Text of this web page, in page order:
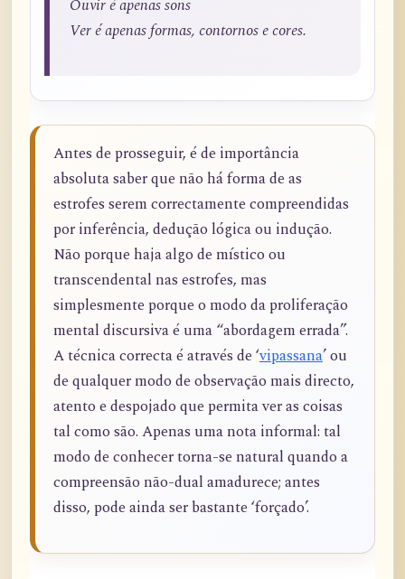
Ouvir é apenas sons
Ver é apenas formas, contornos e cores.
Antes de prosseguir, é de importância
absoluta saber que não há forma de as
estrofes serem correctamente compreendidas
por inferência, dedução lógica ou indução.
Não porque haja algo de místico ou
transcendental nas estrofes, mas
simplesmente porque o modo da proliferação
mental discursiva é uma “abordagem errada”.
A técnica correcta é através de ‘vipassana’ ou
de qualquer modo de observação mais directo,
atento e despojado que permita ver as coisas
tal como são. Apenas uma nota informal: tal
modo de conhecer torna-se natural quando a
compreensão não-dual amadurece; antes
disso, pode ainda ser bastante ‘forçado’.